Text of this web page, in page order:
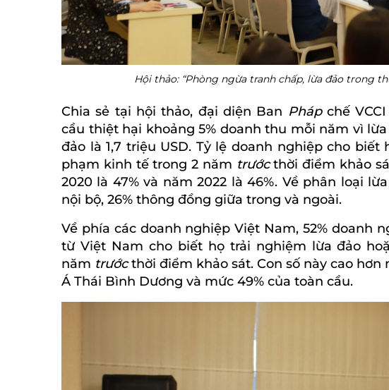
Hội thảo: “Phòng ngừa tranh chấp, lừa đảo trong
Chia sẻ tại hội thảo, đại diện Ban Pháp chế
cầu thiệt hại khoảng 5% doanh thu mỗi năm vì
đảo là 1,7 triệu USD. Tỷ lệ doanh nghiệp cho
phạm kinh tế trong 2 năm trướcthời điểm khảo
2020 là 47% và năm 2022 là 46%. Về phân loại
nội bộ, 26% thông đồng giữa trong và ngoài.
Về phía các doanh nghiệp Việt Nam, 52% doanh
từ Việt Nam cho biết họ trải nghiệm lừa đảo
năm trướcthời điểm khảo sát. Con số này cao
Á Thái Bình Dương và mức 49% của toàn cầu.